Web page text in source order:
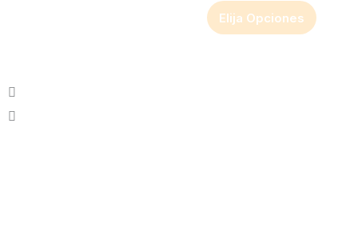
Elija Opciones
elegir
en